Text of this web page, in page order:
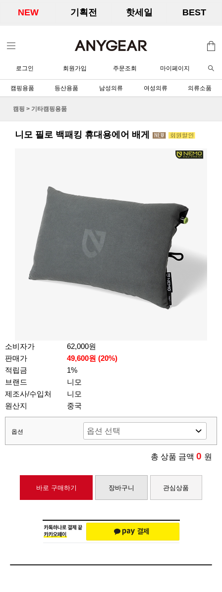
NEW 기획전 핫세일 BEST
로그인 회원가입 주문조회 마이페이지
캠핑용품 등산용품 남성의류 여성의류 의류소품
캠핑 > 기타캠핑용품
니모 필로 백패킹 휴대용에어 배게
소비자가
62,000원
판매가
49,600원 (20%)
적립금
1%
브랜드
니모
제조사/수입처
니모
원산지
중국
옵션
총 상품 금액 0 원
바로 구매하기 장바구니 관심상품